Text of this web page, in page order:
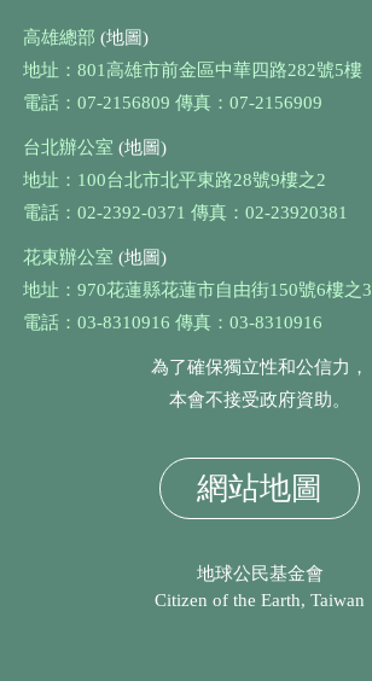
高雄總部 (地圖)
地址：801高雄市前金區中華四路282號5樓
電話：07-2156809 傳真：07-2156909
台北辦公室 (地圖)
地址：100台北市北平東路28號9樓之2
電話：02-2392-0371 傳真：02-23920381
花東辦公室 (地圖)
地址：970花蓮縣花蓮市自由街150號6樓之3
電話：03-8310916 傳真：03-8310916
為了確保獨立性和公信力，
本會不接受政府資助。
網站地圖
地球公民基金會
Citizen of the Earth, Taiwan